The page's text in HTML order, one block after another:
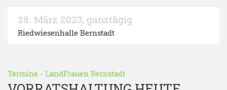
28. März 2023, ganztägig
Riedwiesenhalle Bernstadt
Termine - LandFrauen Bernstadt